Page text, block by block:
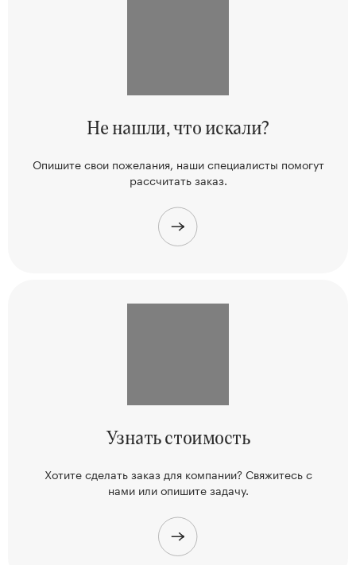
Не нашли,что искали?
Опишите свои пожелания, нашиспециалисты помогут
рассчитать заказ.
Узнатьстоимость
Хотите сделать заказ для компании? Свяжитесьс
нами или опишите задачу.